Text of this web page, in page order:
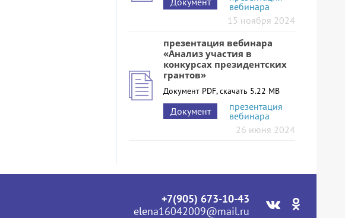
вебинара
15 ноября 2024
презентация вебинара
«Анализ участия в
конкурсах президентских
грантов»
Документ PDF, скачать 5.22 MB
Документ
презентация
вебинара
26 июня 2024
+7(905) 673-10-43
elena16042009@mail.ru